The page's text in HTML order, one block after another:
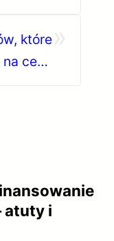
które
cenę
atuty i